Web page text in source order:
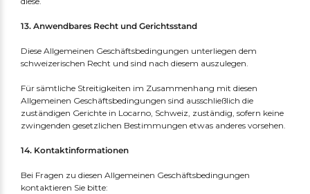
13. Anwendbares Recht und Gerichtsstand
Diese Allgemeinen Geschäftsbedingungen unterliegen dem
schweizerischen Recht und sind nach diesem auszulegen.
Für sämtliche Streitigkeiten im Zusammenhang mit diesen
Allgemeinen Geschäftsbedingungen sind ausschließlich die
zuständigen Gerichte in Locarno, Schweiz, zuständig, sofern keine
zwingenden gesetzlichen Bestimmungen etwas anderes vorsehen.
14. Kontaktinformationen
Bei Fragen zu diesen Allgemeinen Geschäftsbedingungen
kontaktieren Sie bitte: